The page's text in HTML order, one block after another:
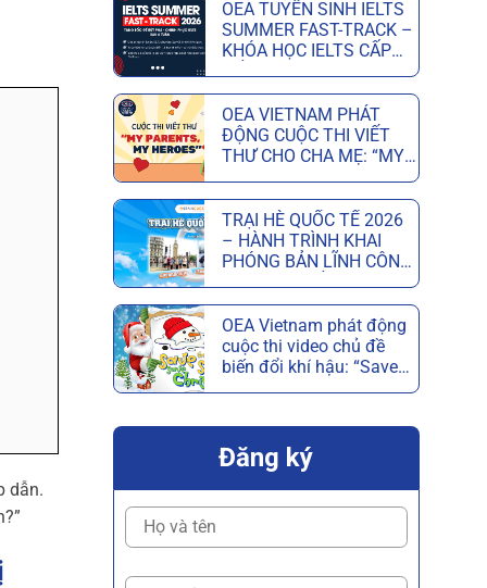
dẫn.
OEA TUYỂN SINH IELTS
SUMMER FAST-TRACK –
KHÓA HỌC IELTS CẤP
TIÊU CHỈ SAU 6 TUẦN
OEA VIETNAM PHÁT
ĐỘNG CUỘC THI VIẾT
THƯ CHO CHA MẸ: “MY
MỪNG NGÀY CỦA CHA
VÀ NGÀY CỦA MẸ
TRẠI HÈ QUỐC TẾ 2026
– HÀNH TRÌNH KHAI
PHÓNG BẢN LĨNH CÔNG
OEA Vietnam phát động
cuộc thi video chủ đề
biến đổi khí hậu: “Save
Đăng ký